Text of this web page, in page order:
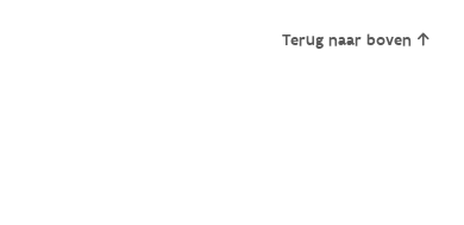
Terug naar boven